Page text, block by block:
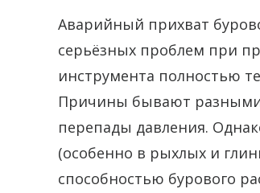
Аварийный прихват
серьёзных проблем при
инструмента полностью
Причины бывают
перепады давления.
(особенно в рыхлых и
способностью бурового